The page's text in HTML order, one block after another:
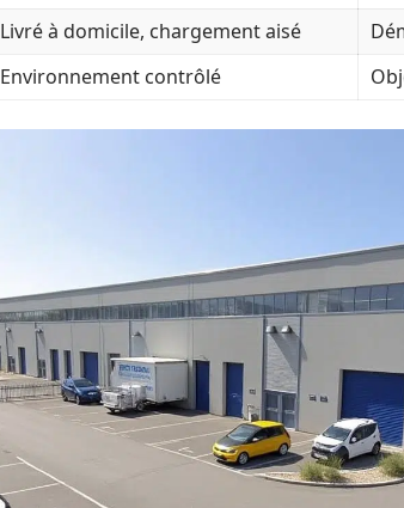
Livré à domicile, chargement aisé
Environnement contrôlé